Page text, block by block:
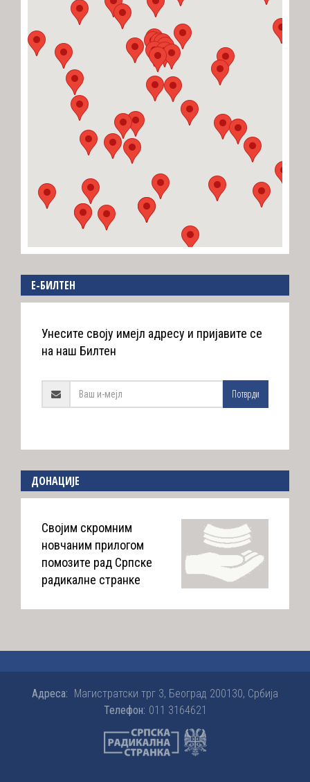
E-БИЛТЕН
Унесите своју имејл адресу и пријавите се
на наш Билтен
Потврди
ДОНАЦИЈЕ
Својим скромним
новчаним прилогом
помозите рад Српске
радикалне странке
Адреса: Магистратски трг 3, Београд 200130, Србија
Телефон: 011 3164621